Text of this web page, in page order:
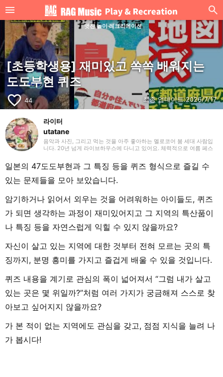
멋진 놀이·레크리에이션
[초등학생용] 재미있고 쏙쏙 배워지는
도도부현 퀴즈
favorite_border 44 최종 업데이트:2026/7/17
라이터
utatane
음악과 사진, 그리고 먹는 것을 아주 좋아하는 멜로코어 붐 세대 사람입
니다. 20년 넘게 라이브하우스에 다니고 있어요. 체력적으로 여름 페스
곤 합니다. 영어가 능숙하지 않아서 직설적으로 와 닿는 일본 록을 자주
듣지만, 추천을 받으면 국외/국내 가리지 않고 얕고 넓게 뭐든지 들어요.
음악을 들으면서 요리하는 것을 좋아하고, 꽤 괜찮은 스트레스 해소가 되
기도 합니다.
일본의 47도도부현과 그 특징 등을 퀴즈 형식으로 즐길 수
있는 문제들을 모아 보았습니다.
암기하거나 읽어서 외우는 것을 어려워하는 아이들도, 퀴즈
가 되면 생각하는 과정이 재미있어지고 그 지역의 특산품이
나 특징 등을 자연스럽게 익힐 수 있지 않을까요?
자신이 살고 있는 지역에 대한 것부터 전혀 모르는 곳의 특
징까지, 분명 흥미를 가지고 즐겁게 배울 수 있을 것입니다.
퀴즈 내용을 계기로 관심의 폭이 넓어져서 “그럼 내가 살고
있는 곳은 몇 위일까?”처럼 여러 가지가 궁금해져 스스로 찾
아보고 싶어지지 않을까요?
가 본 적이 없는 지역에도 관심을 갖고, 점점 지식을 늘려 나
가 봅시다!